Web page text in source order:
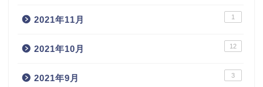
2021年11月 1
2021年10月 12
2021年9月 3